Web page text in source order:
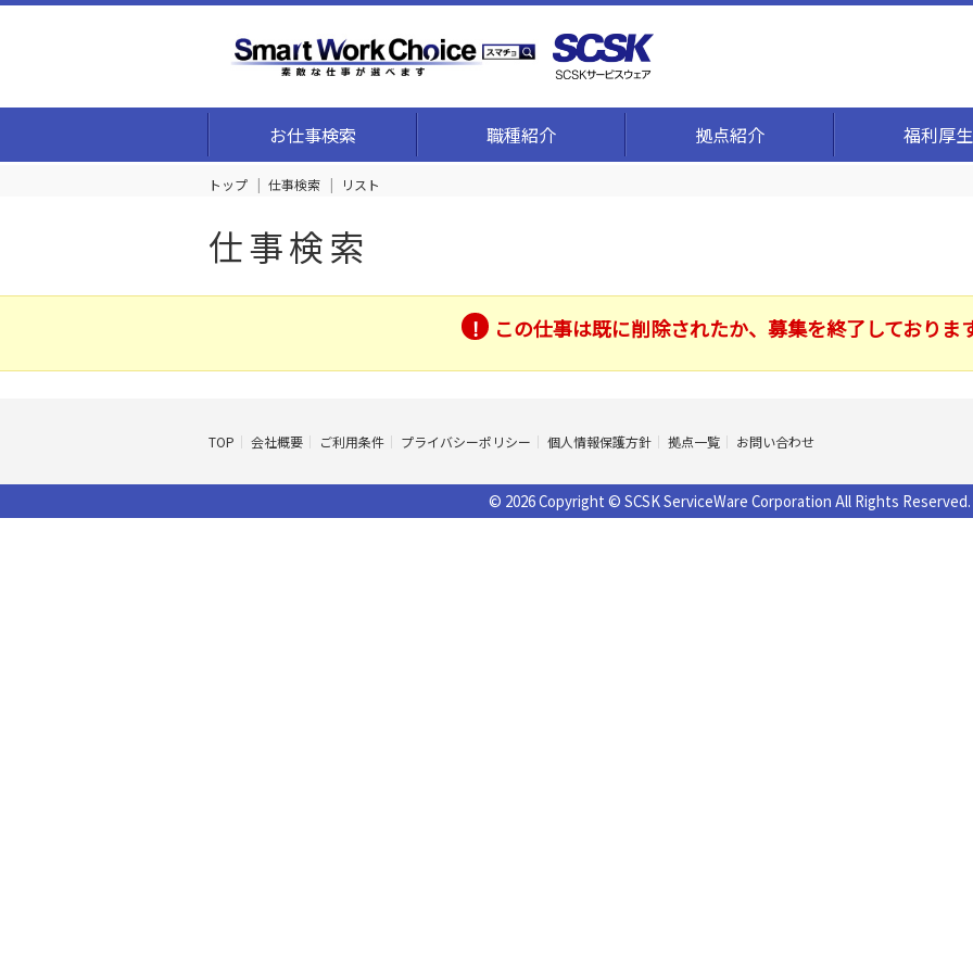
お仕事検索 職種紹介 拠点紹介 福利厚生
トップ 仕事検索 リスト
仕事検索
この仕事は既に削除されたか、募集を終了しておりま
TOP 会社概要 ご利用条件 プライバシーポリシー 個人情報保護方針 拠点一覧 お問い合わせ
© 2026 Copyright © SCSK ServiceWare Corporation All Rights Reserved.